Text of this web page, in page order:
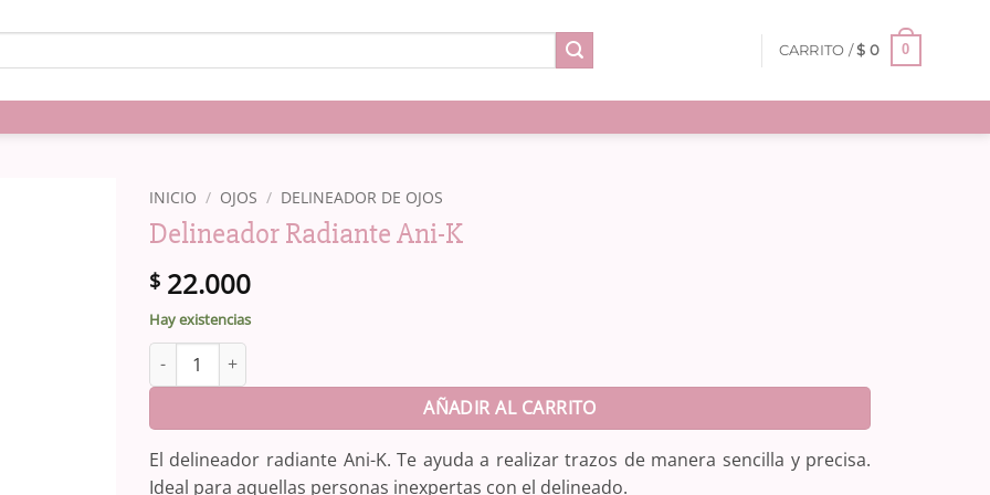
CARRITO /$ 0 0
INICIO / OJOS / DELINEADOR DE OJOS
Delineador Radiante Ani-K
$22.000
Hay existencias
Delineador Radiante Ani-K cantidad
AÑADIR AL CARRITO
El delineador radiante Ani-K. Te ayuda a realizar trazos de manera sencilla y precisa.
Ideal para aquellas personas inexpertas con el delineado.